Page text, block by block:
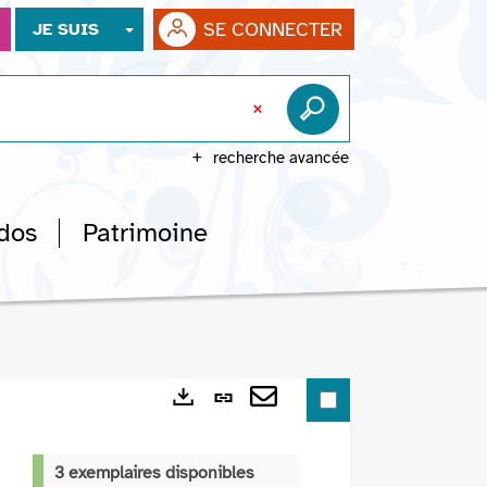
JE SUIS SE CONNECTER
recherche avancée
Patrimoine
Lien
(Nouvelle
3 exemplaires disponibles